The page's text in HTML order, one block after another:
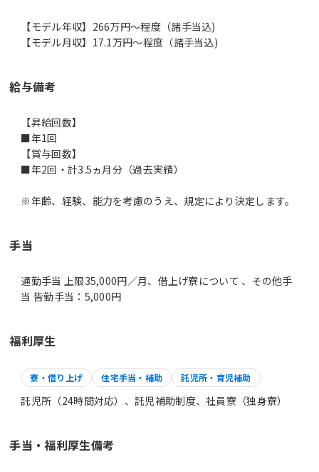
【モデル年収】266万円〜程度（諸手当込)
【モデル月収】17.1万円〜程度（諸手当込)
給与備考
【昇給回数】
■年1回
【賞与回数】
■年2回・計3.5ヵ月分（過去実績）
※年齢、経験、能力を考慮のうえ、規定により決定します。
手当
通勤手当 上限35,000円／月、借上げ寮について 、その他手
当 皆勤手当：5,000円
福利厚生
寮・借り上げ 住宅手当・補助 託児所・育児補助
託児所（24時間対応）、託児補助制度、社員寮（独身寮）
手当・福利厚生備考